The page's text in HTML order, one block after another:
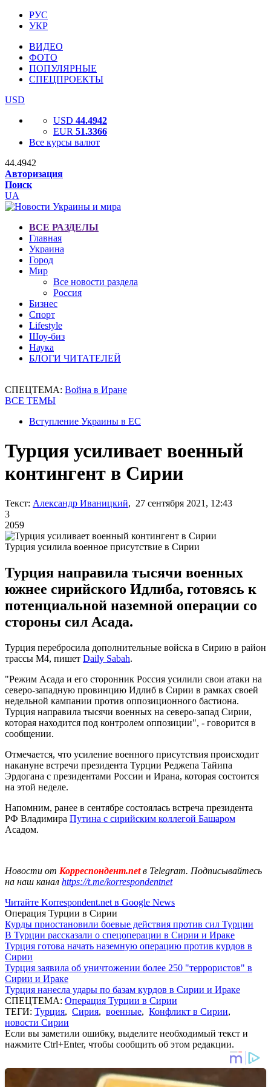
РУС
УКР
ВИДЕО
ФОТО
ПОПУЛЯРНЫЕ
СПЕЦПРОЕКТЫ
USD
USD 44.4942
EUR 51.3366
Все курсы валют
44.4942
Авторизация
Поиск
UA
ВСЕ РАЗДЕЛЫ
Главная
Украина
Город
Мир
Все новости раздела
Россия
Бизнес
Спорт
Lifestyle
Шоу-биз
Наука
БЛОГИ ЧИТАТЕЛЕЙ
СПЕЦТЕМА: Война в Иране
ВСЕ ТЕМЫ
Вступление Украины в ЕС
Турция усиливает военный
контингент в Сирии
Текст: Александр Иваницкий, 27 сентября 2021, 12:43
3
2059
Турция усилила военное присутствие в Сирии
Турция направила тысячи военных
южнее сирийского Идлиба, готовясь к
потенциальной наземной операции со
стороны сил Асада.
Турция перебросила дополнительные войска в Сирию в район
трассы М4, пишет Daily Sabah.
"Режим Асада и его сторонник Россия усилили свои атаки на
северо-западную провинцию Идлиб в Сирии в рамках своей
недельной кампании против оппозиционного бастиона.
Турция направила тысячи военных на северо-запад Сирии,
которая находится под контролем оппозиции", - говорится в
сообщении.
Отмечается, что усиление военного присутствия происходит
накануне встречи президента Турции Реджепа Тайипа
Эрдогана с президентами России и Ирана, которая состоится
на этой неделе.
Напомним, ранее в сентябре состоялась встреча президента
РФ Владимира Путина с сирийским коллегой Башаром
Асадом.
Новости от Корреспондент.netв Telegram. Подписывайтесь
на наш канал https://t.me/korrespondentnet
Читайте Korrespondent.net в Google News
Операция Турции в Сирии
Курды приостановили боевые действия против сил Турции
В Турции рассказали о спецоперации в Сирии и Ираке
Турция готова начать наземную операцию против курдов в
Сирии
Турция заявила об уничтожении более 250 "террористов" в
Сирии и Ираке
Турция нанесла удары по базам курдов в Сирии и Ираке
СПЕЦТЕМА: Операция Турции в Сирии
ТЕГИ: Турция, Сирия, военные, Конфликт в Сирии,
новости Сирии
Если вы заметили ошибку, выделите необходимый текст и
нажмите Ctrl+Enter, чтобы сообщить об этом редакции.